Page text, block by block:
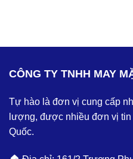
CÔNG TY TNHH MAY
Tự hào là đơn vị cung cấp
lượng, được nhiều đơn vị tin
Quốc.